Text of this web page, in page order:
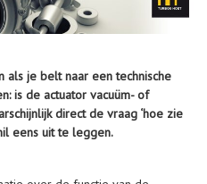
als je belt naar een technische
is de actuator vacuüm- of
direct de vraag ‘hoe zie
eens uit te leggen.